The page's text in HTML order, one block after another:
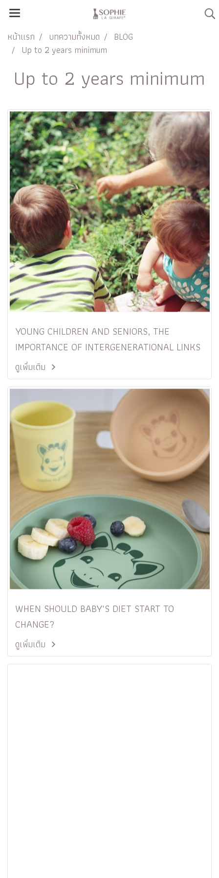
หน้าแรก บทความทั้งหมด
BLOG
Up to 2 years minimum
Up to 2 years minimum
YOUNG CHILDREN AND SENIORS, THE
IMPORTANCE OF INTERGENERATIONAL LINKS
ดูเพิ่มเติม
WHEN SHOULD BABY'S DIET START TO
CHANGE?
ดูเพิ่มเติม